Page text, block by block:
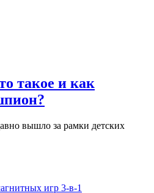
такое и как
вышло за рамки детских